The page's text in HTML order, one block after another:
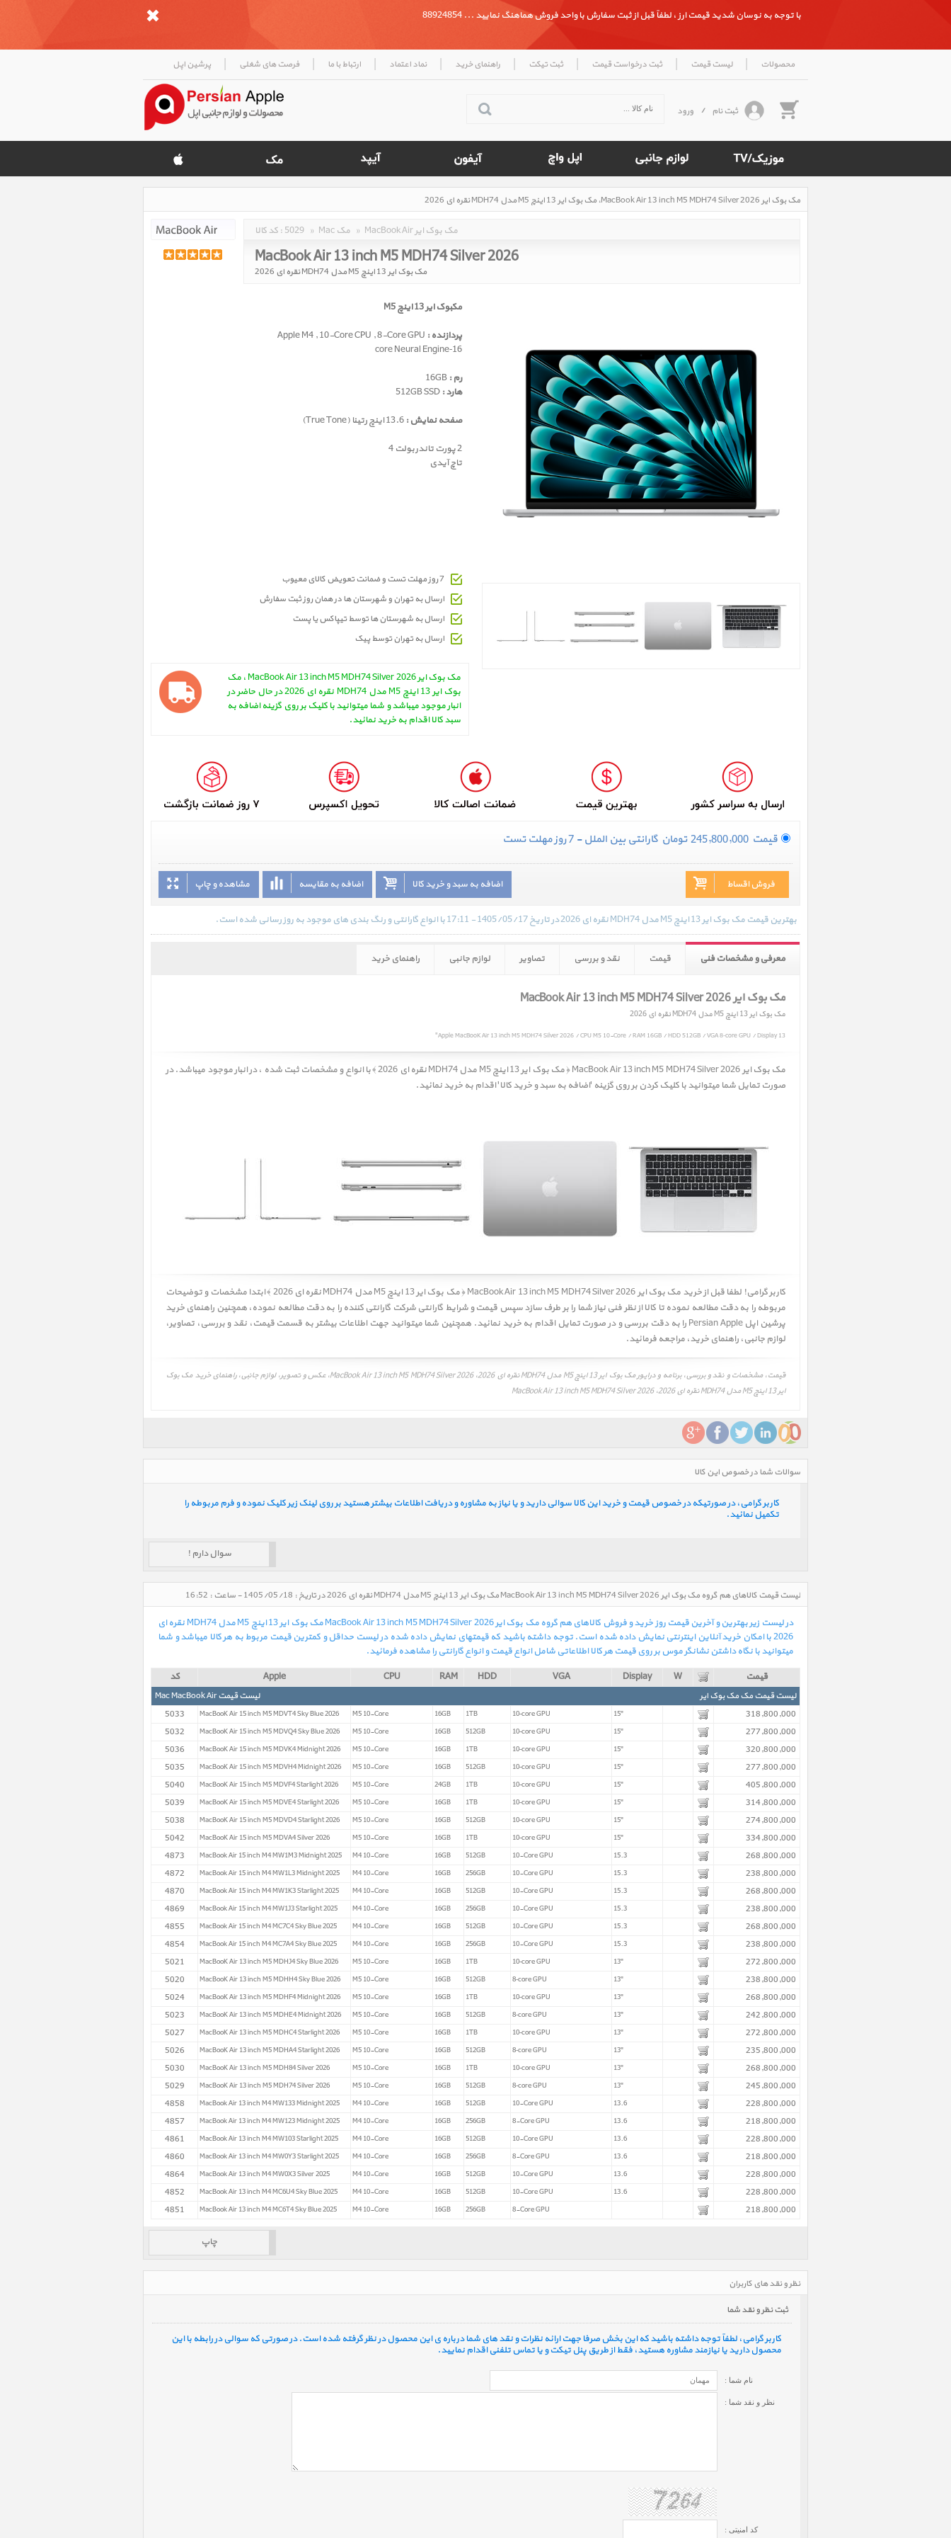
با توجه به نوسان شدید قیمت ارز ، لطفاً قبل از ثبت سفارش با واحد فروش هماهنگ نمایید ... 88924854
محصولات | لیست قیمت | ثبت درخواست قیمت | ثبت تیکت | راهنمای خرید | نماد اعتماد | ارتباط با ما | فرصت های شغلی | پرشین اپل
ثبت نام / ورود
مک بوک ایر MacBook Air 13 inch M5 MDH74 Silver 2026، مک بوک ایر 13 اینچ M5 مدل MDH74 نقره ای 2026
Rated
کد کالا : 5029 » Mac مک » MacBook Air مک بوک ایر
MacBook Air 13 inch M5 MDH74 Silver 2026
مک بوک ایر 13 اینچ M5 مدل MDH74 نقره ای 2026
مکبوک ایر 13 اینچ M5
پردازنده :
16‑core Neural Engine
رم :
هارد :
صفحه نمایش :
2 پورت تاندربولت 4
تاچ آیدی
7 روز مهلت تست و ضمانت تعویض کالای معیوب
ارسال به تهران و شهرستان ها در همان روز ثبت سفارش
ارسال به شهرستان ها توسط تیپاکس یا پست
ارسال به تهران توسط پیک
مک بوک ایر MacBook Air 13 inch M5 MDH74 Silver 2026 ، مک
بوک ایر 13 اینچ M5 مدل MDH74 نقره ای 2026 در حال حاضر در
انبار موجود میباشد و شما میتوانید با کلیک بر روی گزینه اضافه به
سبد کالا اقدام به خرید نمائید.
قیمت 245,800,000 تومان گارانتی بین الملل - 7 روز مهلت تست
مشاهده و چاپ اضافه به مقایسه اضافه به سبد و خرید کالا فروش اقساط
بهترین قیمت مک بوک ایر 13 اینچ M5 مدل MDH74 نقره ای 2026 در تاریخ 1405/05/17 - 17:11 با انواع گارانتی و رنگ بندی های موجود به روز رسانی شده است.
معرفی و مشخصات فنی قیمت نقد و بررسی تصاویر لوازم جانبی راهنمای خرید
مک بوک ایر MacBook Air 13 inch M5 MDH74 Silver 2026
مک بوک ایر 13 اینچ M5 مدل MDH74 نقره ای 2026
Apple MacBooK Air 13 inch M5 MDH74 Silver 2026 / CPU M5 10-Core / RAM 16GB / HDD 512GB / VGA 8‑core GPU / Display 13"
مک بوک ایر MacBook Air 13 inch M5 MDH74 Silver 2026 ﴿ مک بوک ایر 13 اینچ M5 مدل MDH74 نقره ای 2026 ﴾ با انواع و مشخصات ثبت شده ، در انبار موجود میباشد. در
صورت تمایل شما میتوانید با کلیک کردن بر روی گزینه 'اضافه به سبد و خرید کالا' اقدام به خرید نمائید.
کاربر گرامی! لطفا قبل از خرید مک بوک ایر MacBook Air 13 inch M5 MDH74 Silver 2026 ﴿ مک بوک ایر 13 اینچ M5 مدل MDH74 نقره ای 2026 ﴾ ابتدا مشخصات و توضیحات
مربوطه را به دقت مطالعه نموده تا کالا از نظر فنی نیاز شما را بر طرف سازد سپس قیمت و شرایط گارانتی شرکت گارانتی کننده را به دقت مطالعه نموده، همچنین راهنمای خرید
پرشین اپل Persian Apple را به دقت بررسی و در صورت تمایل اقدام به خرید نمائید. همچنین شما میتوانید جهت اطلاعات بیشتر به قسمت
قیمت، نقد و بررسی، تصاویر،
لوازم جانبی، راهنمای خرید، مراجعه فرمائید.
قیمت، مشخصات و نقد و بررسی، برنامه و درایور مک بوک ایر 13 اینچ M5 مدل MDH74 نقره ای 2026، MacBook Air 13 inch M5 MDH74 Silver 2026، عکس و تصویر، لوازم جانبی، راهنمای خرید مک بوک
ایر 13 اینچ M5 مدل MDH74 نقره ای 2026، MacBook Air 13 inch M5 MDH74 Silver 2026
سوالات شما در خصوص این کالا
کاربر گرامی، در صورتیکه در خصوص قیمت و خرید این کالا سوالی دارید و یا نیاز به مشاوره و دریافت اطلاعات بیشتر هستید بر روی لینک زیر کلیک نموده و فرم مربوطه را
تکمیل نمائید.
سوال دارم !
لیست قیمت کالاهای هم گروه مک بوک ایر MacBook Air 13 inch M5 MDH74 Silver 2026 مک بوک ایر 13 اینچ M5 مدل MDH74 نقره ای 2026 در تاریخ : 1405/05/18 - ساعت : 16:52
در لیست زیر بهترین و آخرین قیمت روز خرید و فروش کالاهای هم گروه مک بوک ایر MacBook Air 13 inch M5 MDH74 Silver 2026 مک بوک ایر 13 اینچ M5 مدل MDH74 نقره ای
2026 با امکان خرید آنلاین اینترنتی نمایش داده شده است. توجه داشته باشید که قیمتهای نمایش داده شده در لیست حداقل و کمترین قیمت مربوط به هر کالا میباشد و شما
میتوانید با نگاه داشتن نشانگر موس بر روی قیمت هر کالا اطلاعاتی شامل انواع قیمت و انواع گارانتی را مشاهده فرمائید.
کد
Apple CPU RAM HDD VGA Display W قیمت
لیست قیمت Mac MacBook Air
لیست قیمت مک مک بوک ایر
5033
MacBooK Air 15 inch M5 MDVT4 Sky Blue 2026 M5 10-Core 16GB 1TB 10‑core GPU 15"
318,800,000
5032
MacBooK Air 15 inch M5 MDVQ4 Sky Blue 2026 M5 10-Core 16GB 512GB 10‑core GPU 15"
277,800,000
5036
MacBooK Air 15 inch M5 MDVK4 Midnight 2026 M5 10-Core 16GB 1TB 10‑core GPU 15"
320,800,000
5035
MacBooK Air 15 inch M5 MDVH4 Midnight 2026 M5 10-Core 16GB 512GB 10‑core GPU 15"
277,800,000
5040
MacBooK Air 15 inch M5 MDVF4 Starlight 2026 M5 10-Core 24GB 1TB 10‑core GPU 15"
405,800,000
5039
MacBooK Air 15 inch M5 MDVE4 Starlight 2026 M5 10-Core 16GB 1TB 10‑core GPU 15"
314,800,000
5038
MacBooK Air 15 inch M5 MDVD4 Starlight 2026 M5 10-Core 16GB 512GB 10‑core GPU 15"
274,800,000
5042
MacBooK Air 15 inch M5 MDVA4 Silver 2026 M5 10-Core 16GB 1TB 10‑core GPU 15"
334,800,000
4873
MacBook Air 15 inch M4 MW1M3 Midnight 2025 M4 10-Core 16GB 512GB 10-Core GPU 15.3
268,800,000
4872
MacBook Air 15 inch M4 MW1L3 Midnight 2025 M4 10-Core 16GB 256GB 10-Core GPU 15.3
238,800,000
4870
MacBook Air 15 inch M4 MW1K3 Starlight 2025 M4 10-Core 16GB 512GB 10-Core GPU 15.3
268,800,000
4869
MacBook Air 15 inch M4 MW1J3 Starlight 2025 M4 10-Core 16GB 256GB 10-Core GPU 15.3
238,800,000
4855
MacBook Air 15 inch M4 MC7C4 Sky Blue 2025 M4 10-Core 16GB 512GB 10-Core GPU 15.3
268,800,000
4854
MacBook Air 15 inch M4 MC7A4 Sky Blue 2025 M4 10-Core 16GB 256GB 10-Core GPU 15.3
238,800,000
5021
MacBooK Air 13 inch M5 MDHJ4 Sky Blue 2026 M5 10-Core 16GB 1TB 10‑core GPU 13"
272,800,000
5020
MacBooK Air 13 inch M5 MDHH4 Sky Blue 2026 M5 10-Core 16GB 512GB 8‑core GPU 13"
238,800,000
5024
MacBooK Air 13 inch M5 MDHF4 Midnight 2026 M5 10-Core 16GB 1TB 10‑core GPU 13"
268,800,000
5023
MacBooK Air 13 inch M5 MDHE4 Midnight 2026 M5 10-Core 16GB 512GB 8‑core GPU 13"
242,800,000
5027
MacBooK Air 13 inch M5 MDHC4 Starlight 2026 M5 10-Core 16GB 1TB 10‑core GPU 13"
272,800,000
5026
MacBooK Air 13 inch M5 MDHA4 Starlight 2026 M5 10-Core 16GB 512GB 8‑core GPU 13"
235,800,000
5030
MacBooK Air 13 inch M5 MDH84 Silver 2026 M5 10-Core 16GB 1TB 10‑core GPU 13"
268,800,000
5029
MacBooK Air 13 inch M5 MDH74 Silver 2026 M5 10-Core 16GB 512GB 8‑core GPU 13"
245,800,000
4858
MacBook Air 13 inch M4 MW133 Midnight 2025 M4 10-Core 16GB 512GB 10-Core GPU 13.6
228,800,000
4857
MacBook Air 13 inch M4 MW123 Midnight 2025 M4 10-Core 16GB 256GB 8-Core GPU 13.6
218,800,000
4861
MacBook Air 13 inch M4 MW103 Starlight 2025 M4 10-Core 16GB 512GB 10-Core GPU 13.6
228,800,000
4860
MacBook Air 13 inch M4 MW0Y3 Starlight 2025 M4 10-Core 16GB 256GB 8-Core GPU 13.6
218,800,000
4864
MacBook Air 13 inch M4 MW0X3 Silver 2025 M4 10-Core 16GB 512GB 10-Core GPU 13.6
228,800,000
4852
MacBook Air 13 inch M4 MC6U4 Sky Blue 2025 M4 10-Core 16GB 512GB 10-Core GPU 13.6
228,800,000
4851
MacBook Air 13 inch M4 MC6T4 Sky Blue 2025 M4 10-Core 16GB 256GB 8-Core GPU 218,800,000
چاپ
نظر و نقد های کاربران
ثبت نظر و نقد شما
کاربر گرامی، لطفاً توجه داشته باشید که این بخش صرفا جهت ارائه نظرات و نقد های شما درباره ی این محصول در نظر گرفته شده است. در صورتی که سوالی در رابطه با این
محصول دارید یا نیازمند مشاوره هستید، فقط از طریق پنل تیکت و یا تماس تلفنی اقدام نمایید.
نام شما :
نظر و نقد شما :
کد امنیتی :